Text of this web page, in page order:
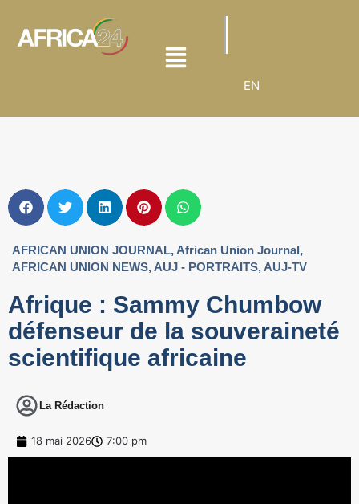
EN
AFRICAN UNION JOURNAL, African Union Journal,
AFRICAN UNION NEWS, AUJ - PORTRAITS, AUJ-TV
Afrique : Sammy Chumbow
défenseur de la souveraineté
scientifique africaine
La Rédaction
18 mai 2026 7:00 pm